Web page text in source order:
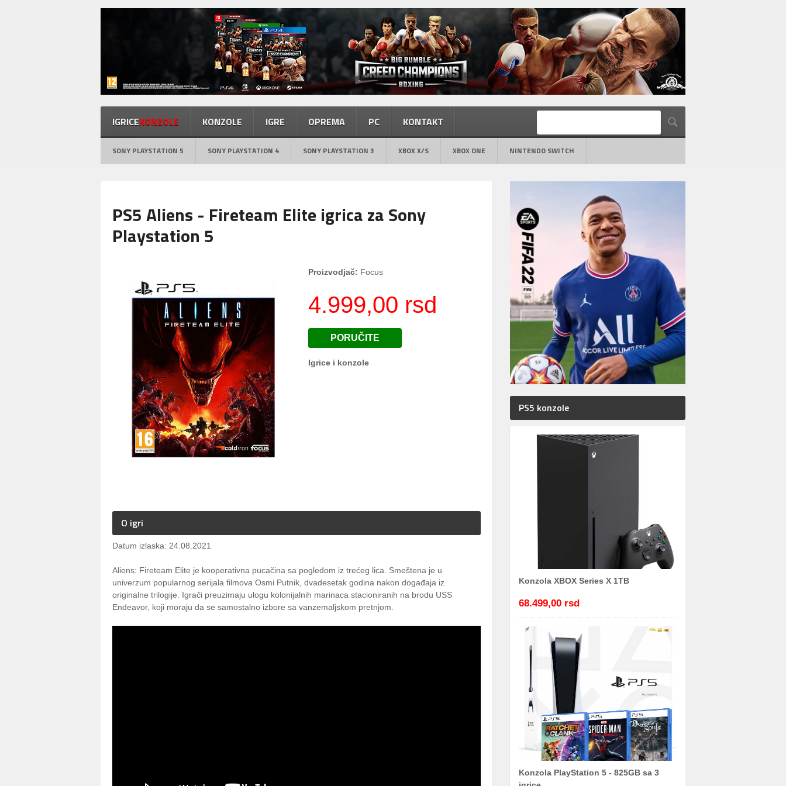
IGRICEKONZOLE KONZOLE IGRE OPREMA PC KONTAKT
SONY PLAYSTATION 5 SONY PLAYSTATION 4 SONY PLAYSTATION 3 XBOX X/S XBOX ONE NINTENDO SWITCH
PS5 Aliens - Fireteam Elite igrica za Sony
Playstation 5
Proizvodjač: Focus
4.999,00 rsd
PORUČITE
Igrice i konzole
O igri
Datum izlaska: 24.08.2021
Aliens: Fireteam Elite je kooperativna pucačina sa pogledom iz trećeg lica. Smeštena je u
univerzum popularnog serijala filmova Osmi Putnik, dvadesetak godina nakon događaja iz
originalne trilogije. Igrači preuzimaju ulogu kolonijalnih marinaca stacioniranih na brodu USS
Endeavor, koji moraju da se samostalno izbore sa vanzemaljskom pretnjom.
PS5 konzole
Konzola XBOX Series X 1TB
68.499,00 rsd
Konzola PlayStation 5 - 825GB sa 3